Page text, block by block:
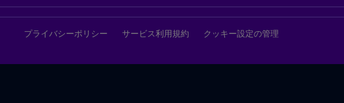
プライバシーポリシー サービス利用規約 クッキー設定の管理